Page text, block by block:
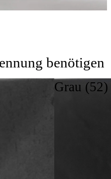
benötigen
Grau (52)